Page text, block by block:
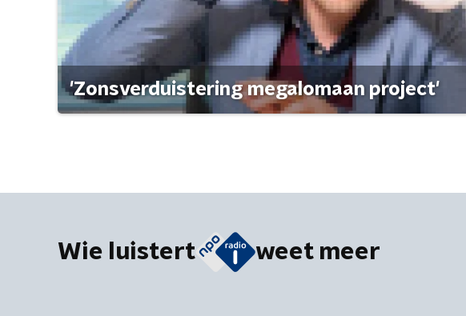
'Zonsverduistering megalomaan project'
Wie luistert weet meer